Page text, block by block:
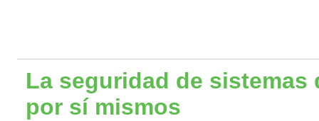
La seguridad de sistemas
por sí mismos